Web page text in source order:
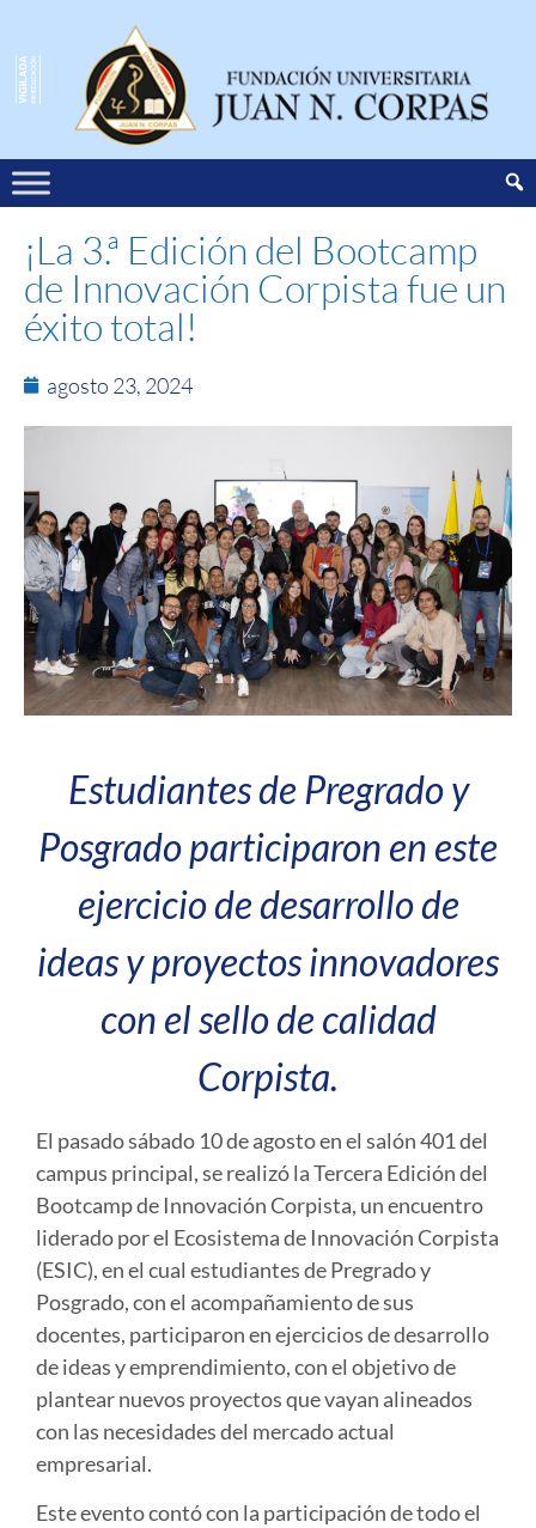
¡La 3.ª Edición del Bootcamp
de Innovación Corpista fue un
éxito total!
agosto 23, 2024
Estudiantes de Pregrado y
Posgrado participaron en este
ejercicio de desarrollo de
ideas y proyectos innovadores
con el sello de calidad
Corpista.
El pasado sábado 10 de agosto en el salón 401 del
campus principal, se realizó la Tercera Edición del
Bootcamp de Innovación Corpista, un encuentro
liderado por el Ecosistema de Innovación Corpista
(ESIC), en el cual estudiantes de Pregrado y
Posgrado, con el acompañamiento de sus
docentes, participaron en ejercicios de desarrollo
de ideas y emprendimiento, con el objetivo de
plantear nuevos proyectos que vayan alineados
con las necesidades del mercado actual
empresarial.
Este evento contó con la participación de todo el